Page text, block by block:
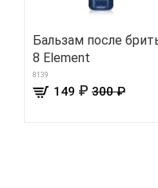
Бальзам после
8 Element
8139
149 ₽ 300 ₽